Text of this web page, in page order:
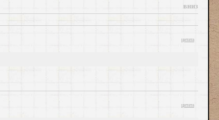
вниз
цитата
цитата